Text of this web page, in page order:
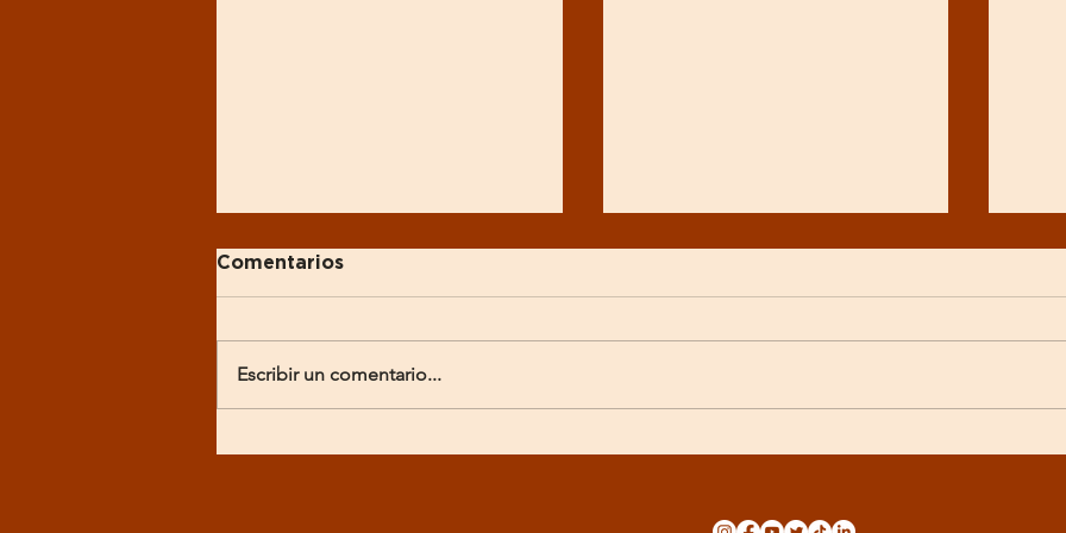
Comentarios
Escribir un comentario...